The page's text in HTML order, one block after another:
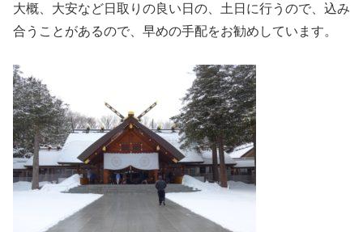
大概、大安など日取りの良い日の、土日に行うので、込み
合うことがあるので、早めの手配をお勧めしています。